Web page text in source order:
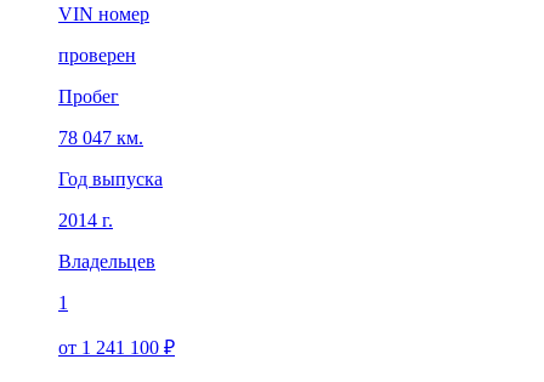
VIN номер
проверен
Пробег
78 047 км.
Год выпуска
2014 г.
Владельцев
1
от 1 241 100 ₽